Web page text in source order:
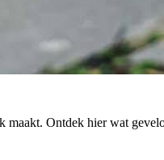
Ontdek hier wat